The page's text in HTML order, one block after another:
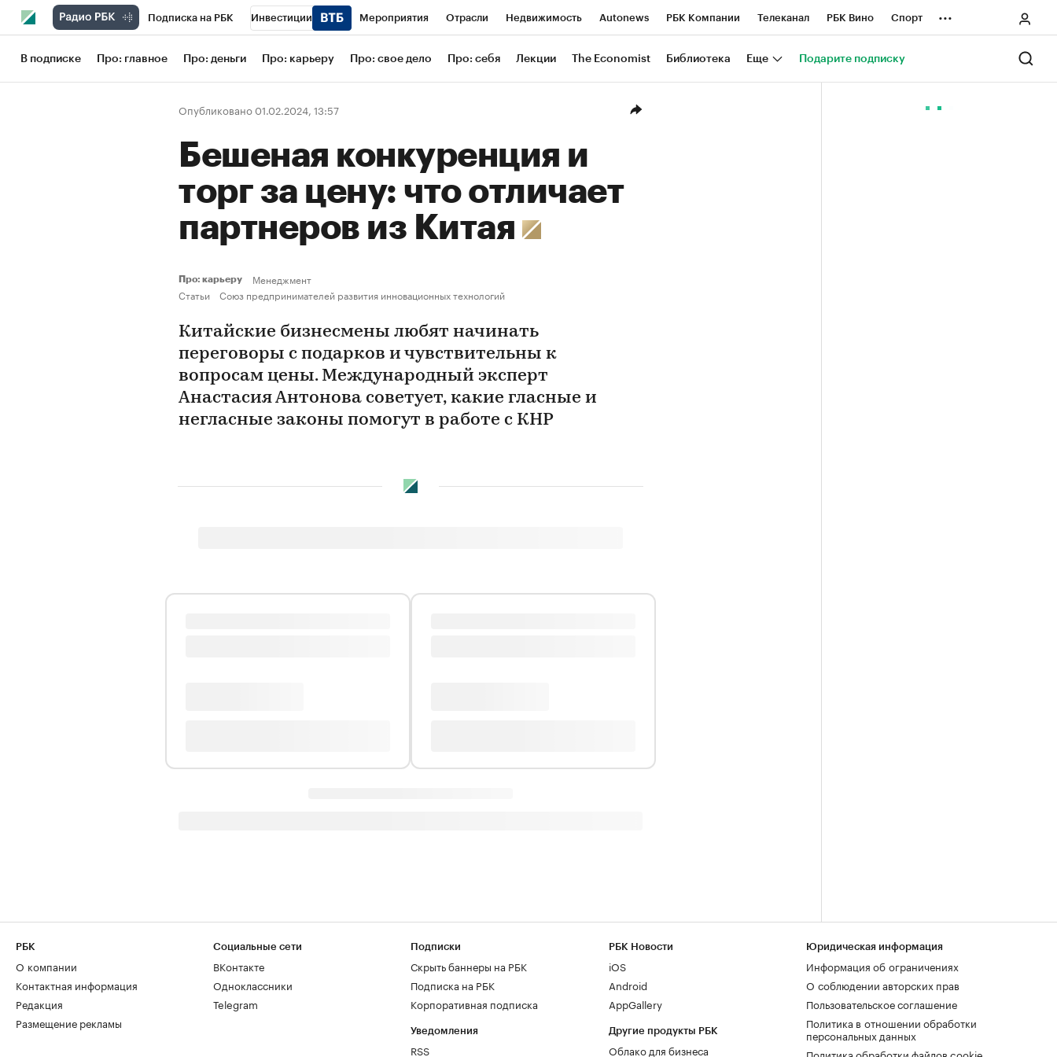
Подписка на РБК Инвестиции Мероприятия Отрасли Недвижимость Autonews РБК Компании Телеканал РБК Вино Спорт
Школа управления РБК РБК Образование РБК Life Тренды Визионеры Национальные проекты Город
Рынок наличной валюты
...
В подписке Про: главное Про: деньги Про: карьеру Про: свое дело Про: себя Лекции The Economist Библиотека Еще Подарите подписку
Опубликовано 01.02.2024, 13:57
Бешеная конкуренция и
торг за цену: что отличает
партнеров из Китая
Про: карьеру
Менеджмент
Статьи
Союз предпринимателей развития инновационных технологий
Китайские бизнесмены любят начинать
переговоры с подарков и чувствительны к
вопросам цены. Международный эксперт
Анастасия Антонова советует, какие гласные и
негласные законы помогут в работе с КНР
РБК
О компании
Контактная информация
Редакция
Размещение рекламы
Социальные сети
ВКонтакте
Одноклассники
Telegram
Подписки
Скрыть баннеры на РБК
Подписка на РБК
Корпоративная подписка
Уведомления
RSS
РБК Новости
iOS
Android
AppGallery
Другие продукты РБК
Облако для бизнеса
Юридическая информация
Информация об ограничениях
О соблюдении авторских прав
Пользовательское соглашение
Политика в отношении обработки
персональных данных
Политика обработки файлов cookie